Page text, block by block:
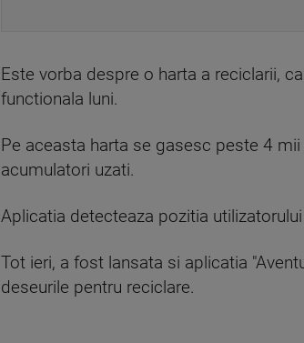
Este vorba despre o harta a reciclarii,
functionala luni.
Pe aceasta harta se gasesc peste 4
acumulatori uzati.
Aplicatia detecteaza pozitia
Tot ieri, a fost lansata si aplicatia
deseurile pentru reciclare.